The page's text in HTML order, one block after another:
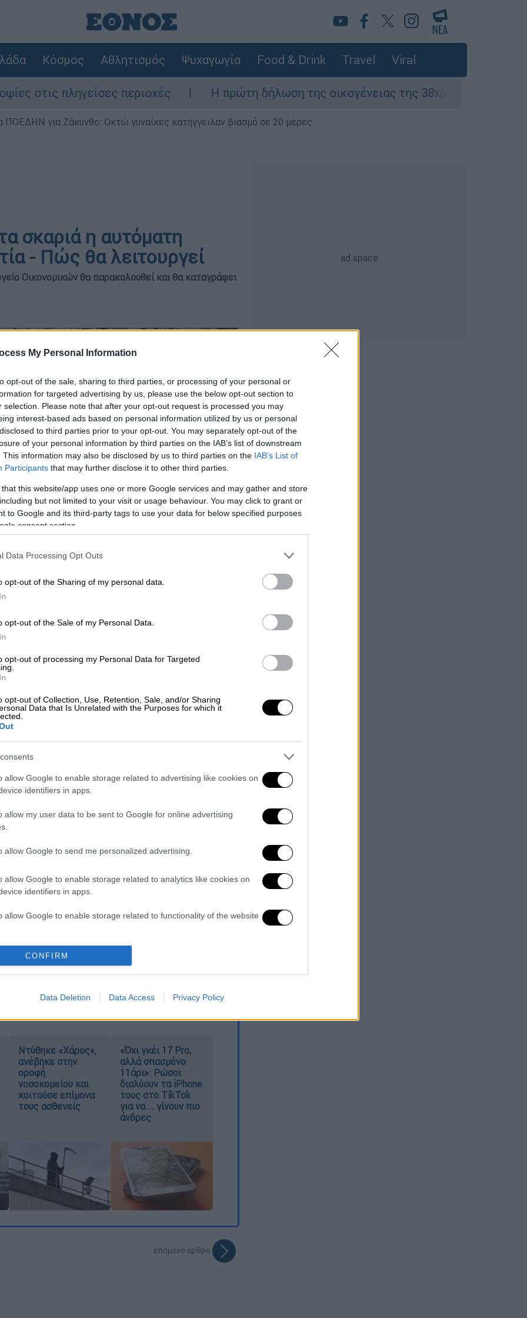
My Personal Information
opt-out of the sale, sharing to third parties, or processing of your personal or
for targeted advertising by us, please use the below opt-out section to
selection. Please note that after your opt-out request is processed you may
interest-based ads based on personal information utilized by us or personal
to third parties prior to your opt-out. You may separately opt-out of the
of your personal information by third parties on the IAB’s list of downstream
This information may also be disclosed by us to third parties on the IAB’s List of
Participants that may further disclose it to other third parties.
that this website/app uses one or more Google services and may gather and store
but not limited to your visit or usage behaviour. You may click to grant or
to Google and its third-party tags to use your data for below specified purposes
consent section.
Data Processing Opt Outs
opt-out of the Sharing of my personal data.
opt-out of the Sale of my Personal Data.
opt-out of processing my Personal Data for Targeted
opt-out of Collection, Use, Retention, Sale, and/or Sharing
Data that Is Unrelated with the Purposes for which it
allow Google to enable storage related to advertising like cookies on
identifiers in apps.
allow my user data to be sent to Google for online advertising
allow Google to send me personalized advertising.
allow Google to enable storage related to analytics like cookies on
identifiers in apps.
allow Google to enable storage related to functionality of the website
allow Google to enable storage related to personalization.
functionality and fraud prevention, and other user protection.
CONFIRM
Data Deletion Data Access Privacy Policy
Κόσμος Αθλητισμός Ψυχαγωγία Food & Drink Travel Viral
πληγείσες περιοχές Η πρώτη δήλωση της οικογένειας της 38χρονης Βρετανίδας
ΠΟΕΔΗΝ για Ζάκυνθο: Οκτώ γυναίκες κατήγγειλαν βιασμό σε 20 μέρες
σκαριά η αυτόματη
- Πώς θα λειτουργεί
Οικονομικών θα παρακολουθεί και θα καταγράφει
οδηγεί στην αναπροσαρμογή των
τουπουργείο Οικονομικών. Εχει
να υλοποιηθεί το έργο, ενώ θα
ένα ακίνητο.
υπουργείο Οικονομικών θα
στην αγορά των ακινήτων και θα
τις αντικειμενικές αξίες στα
στο συνέδριο της Prodexpo, ο
επισήμανε ότι σχεδιάζεται
των αντικειμενικών αξιών.
- Το «στοίχημα» των παρελάσεων και η…
το θάνατό της – Την Τετάρτη η κηδεία
από πέτρες και σκάγια 4 αστυνομικοί
και χρήσιμες πληροφορίες
Ντύθηκε «Χάρος»,
ανέβηκε στην
οροφή
νοσοκομείου και
κοιτούσε επίμονα
τους ασθενείς
«Όχι γκέι 17 Pro,
αλλά σπασμένο
11άρι»: Ρώσοι
διαλύουν τα iPhone
τους στο TikTok
για να... γίνουν πιο
άνδρες
επόμενο άρθρο